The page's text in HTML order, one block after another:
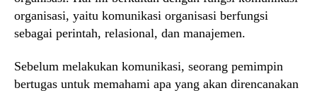
organisasi, yaitu komunikasi organisasi berfungsi
sebagai perintah, relasional, dan manajemen.
Sebelum melakukan komunikasi, seorang pemimpin
bertugas untuk memahami apa yang akan direncanakan